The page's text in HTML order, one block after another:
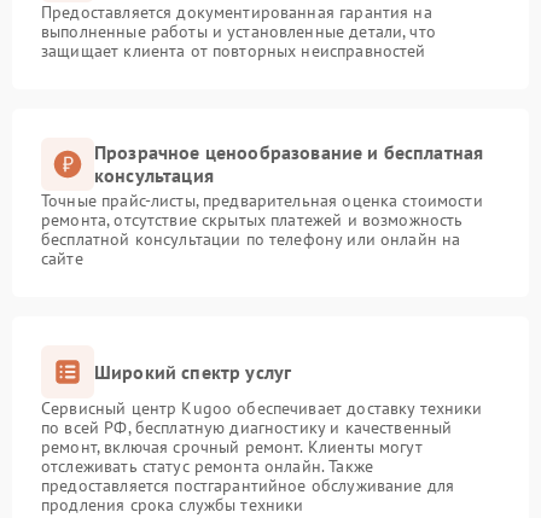
Предоставляется документированная гарантия на
выполненные работы и установленные детали, что
защищает клиента от повторных неисправностей
Прозрачное ценообразование и бесплатная
консультация
Точные прайс-листы, предварительная оценка стоимости
ремонта, отсутствие скрытых платежей и возможность
бесплатной консультации по телефону или онлайн на
сайте
Широкий спектр услуг
Сервисный центр Kugoo обеспечивает доставку техники
по всей РФ, бесплатную диагностику и качественный
ремонт, включая срочный ремонт. Клиенты могут
отслеживать статус ремонта онлайн. Также
предоставляется постгарантийное обслуживание для
продления срока службы техники